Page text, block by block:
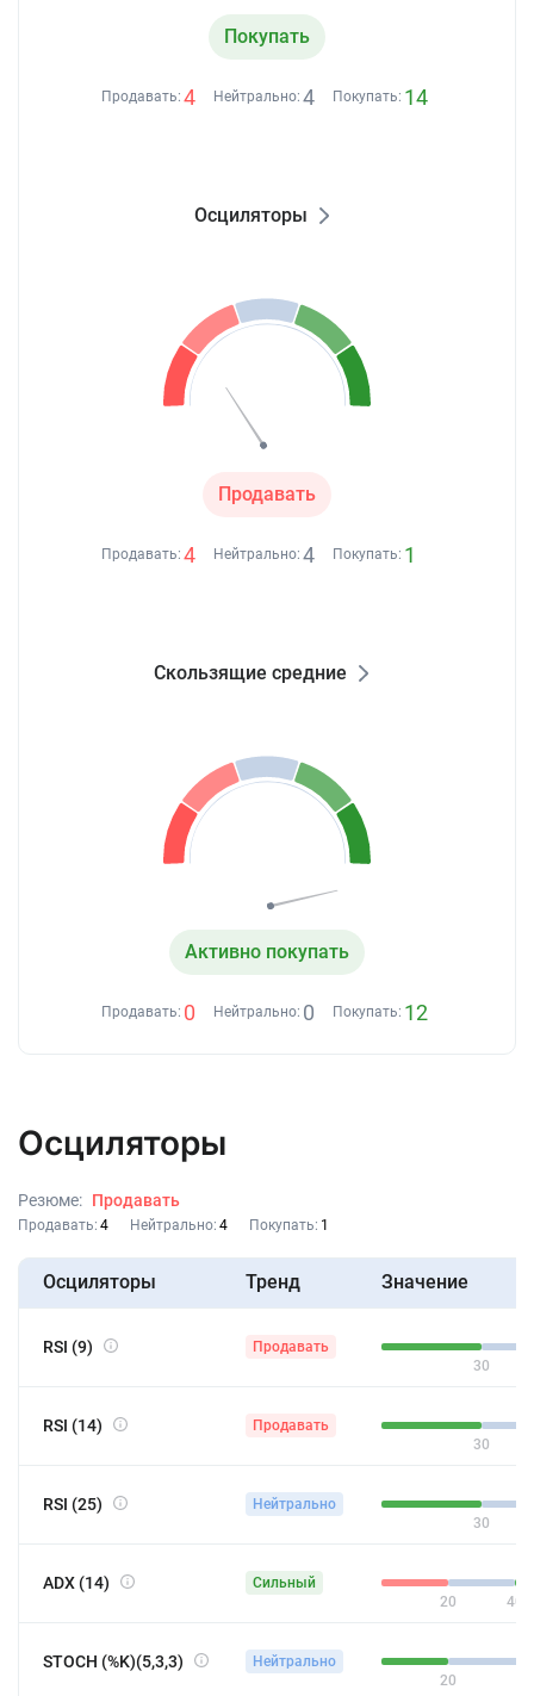
Осциляторы
Продавать
Продавать: 4 Нейтрально: 4 Покупать: 1
Покупать
Продавать: 4 Нейтрально: 4 Покупать: 14
Скользящие средние
Активно покупать
Продавать: 0 Нейтрально: 0 Покупать: 12
Осциляторы
Резюме: Продавать
Продавать: 4 Нейтрально: 4 Покупать: 1
Осциляторы Тренд Значение
RSI (9)
Продавать
30
RSI (14)
Продавать
30
RSI (25)
Нейтрально
30
ADX (14)
Сильный
20
40
STOCH (%K)(5,3,3)
Нейтрально
20